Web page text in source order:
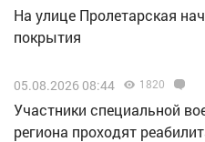
На улице Пролетарская
покрытия
05.08.2026 08:44 1820
Участники специальной
региона проходят